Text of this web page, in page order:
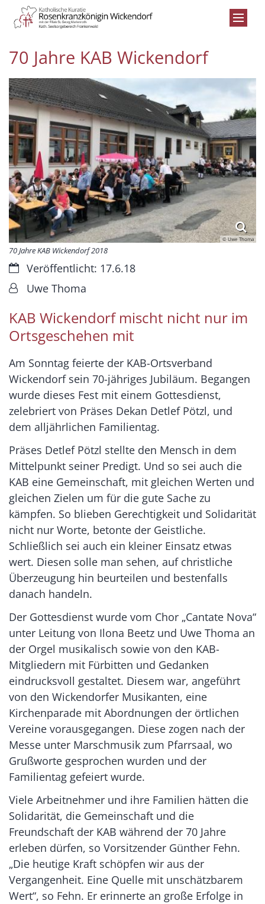
Zum Inhalt springen
70 Jahre KAB Wickendorf
© Uwe Thoma
70 Jahre KAB Wickendorf 2018
Datum:Veröffentlicht: 17.6.18
Von:Uwe Thoma
KAB Wickendorf mischt nicht nur im
Ortsgeschehen mit
Am Sonntag feierte der KAB-Ortsverband
Wickendorf sein 70-jähriges Jubiläum. Begangen
wurde dieses Fest mit einem Gottesdienst,
zelebriert von Präses Dekan Detlef Pötzl, und
dem alljährlichen Familientag.
Präses Detlef Pötzl stellte den Mensch in dem
Mittelpunkt seiner Predigt. Und so sei auch die
KAB eine Gemeinschaft, mit gleichen Werten und
gleichen Zielen um für die gute Sache zu
kämpfen. So blieben Gerechtigkeit und Solidarität
nicht nur Worte, betonte der Geistliche.
Schließlich sei auch ein kleiner Einsatz etwas
wert. Diesen solle man sehen, auf christliche
Überzeugung hin beurteilen und bestenfalls
danach handeln.
Der Gottesdienst wurde vom Chor „Cantate Nova“
unter Leitung von Ilona Beetz und Uwe Thoma an
der Orgel musikalisch sowie von den KAB-
Mitgliedern mit Fürbitten und Gedanken
eindrucksvoll gestaltet. Diesem war, angeführt
von den Wickendorfer Musikanten, eine
Kirchenparade mit Abordnungen der örtlichen
Vereine vorausgegangen. Diese zogen nach der
Messe unter Marschmusik zum Pfarrsaal, wo
Grußworte gesprochen wurden und der
Familientag gefeiert wurde.
Viele Arbeitnehmer und ihre Familien hätten die
Solidarität, die Gemeinschaft und die
Freundschaft der KAB während der 70 Jahre
erleben dürfen, so Vorsitzender Günther Fehn.
„Die heutige Kraft schöpfen wir aus der
Vergangenheit. Eine Quelle mit unschätzbarem
Wert“, so Fehn. Er erinnerte an große Erfolge in